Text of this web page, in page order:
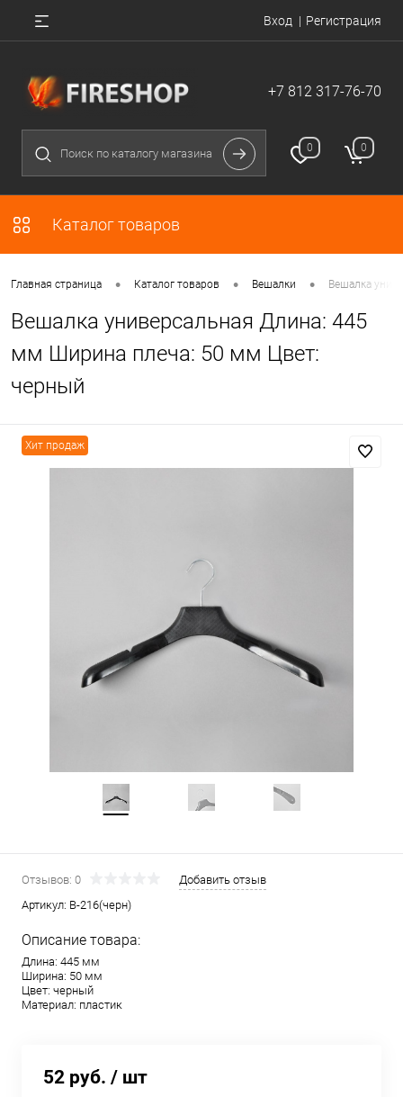
Вход Регистрация
+7 812 317-76-70
0 0
Каталог товаров
Главная страница • Каталог товаров • Вешалки • Вешалка
Вешалка универсальная Длина: 445
мм Ширина плеча: 50 мм Цвет:
черный
Хит продаж
Отзывов: 0
Добавить отзыв
Артикул: В-216(черн)
Описание товара:
Длина: 445 мм
Ширина: 50 мм
Цвет: черный
Материал: пластик
52 руб. / шт